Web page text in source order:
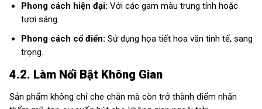
Phong cách hiện đại: Với các gam màu trung tính hoặc
tươi sáng.
Phong cách cổ điển: Sử dụng họa tiết hoa văn tinh tế, sang
trọng.
4.2. Làm Nổi Bật Không Gian
Sản phẩm không chỉ che chắn mà còn trở thành điểm nhấn